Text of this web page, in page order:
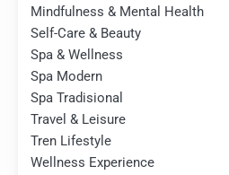
Mindfulness & Mental Health
Self-Care & Beauty
Spa & Wellness
Spa Modern
Spa Tradisional
Travel & Leisure
Tren Lifestyle
Wellness Experience